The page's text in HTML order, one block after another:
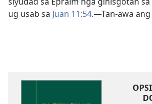
ug usab sa Juan 11:54.​—Tan-awa ang